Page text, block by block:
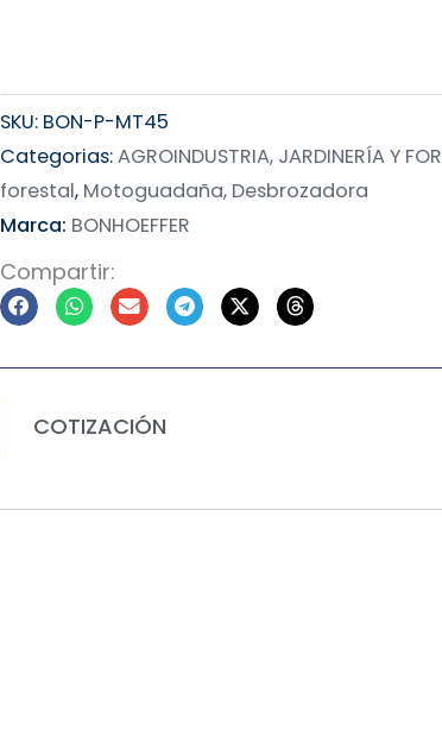
SKU: BON-P-MT45
Categorias:AGROINDUSTRIA, JARDINERÍA Y
forestal, Motoguadaña, Desbrozadora
Marca: BONHOEFFER
Compartir:
COTIZACIÓN